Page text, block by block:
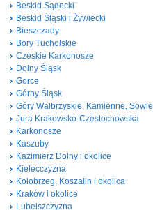
Beskid Sądecki
Beskid Śląski i Żywiecki
Bieszczady
Bory Tucholskie
Czeskie Karkonosze
Dolny Śląsk
Gorce
Górny Śląsk
Góry Wałbrzyskie, Kamienne, Sowie
Jura Krakowsko-Częstochowska
Karkonosze
Kaszuby
Kazimierz Dolny i okolice
Kielecczyzna
Kołobrzeg, Koszalin i okolica
Kraków i okolice
Lubelszczyzna